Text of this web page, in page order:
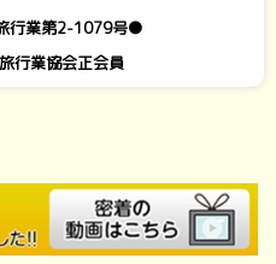
行業第2-1079号●
行業協会正会員